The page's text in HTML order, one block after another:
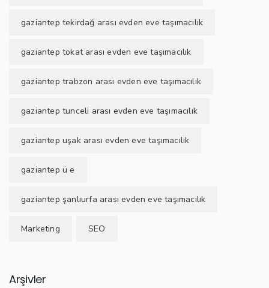
gaziantep tekirdağ arası evden eve taşımacılık
gaziantep tokat arası evden eve taşımacılık
gaziantep trabzon arası evden eve taşımacılık
gaziantep tunceli arası evden eve taşımacılık
gaziantep uşak arası evden eve taşımacılık
gaziantep ü e
gaziantep şanlıurfa arası evden eve taşımacılık
Marketing SEO
Arşivler